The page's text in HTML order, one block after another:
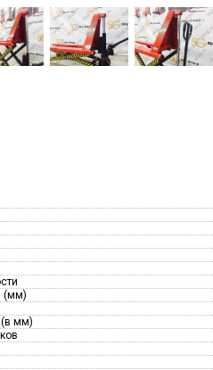
(мм)
(в мм)